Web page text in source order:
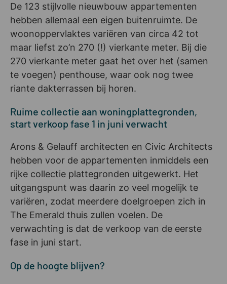
De 123 stijlvolle nieuwbouw appartementen
hebben allemaal een eigen buitenruimte. De
woonoppervlaktes variëren van circa 42 tot
maar liefst zo’n 270 (!) vierkante meter. Bij die
270 vierkante meter gaat het over het (samen
te voegen) penthouse, waar ook nog twee
riante dakterrassen bij horen.
Ruime collectie aan woningplattegronden,
start verkoop fase 1 in juni verwacht
Arons & Gelauff architecten en Civic Architects
hebben voor de appartementen inmiddels een
rijke collectie plattegronden uitgewerkt. Het
uitgangspunt was daarin zo veel mogelijk te
variëren, zodat meerdere doelgroepen zich in
The Emerald thuis zullen voelen. De
verwachting is dat de verkoop van de eerste
fase in juni start.
Op de hoogte blijven?